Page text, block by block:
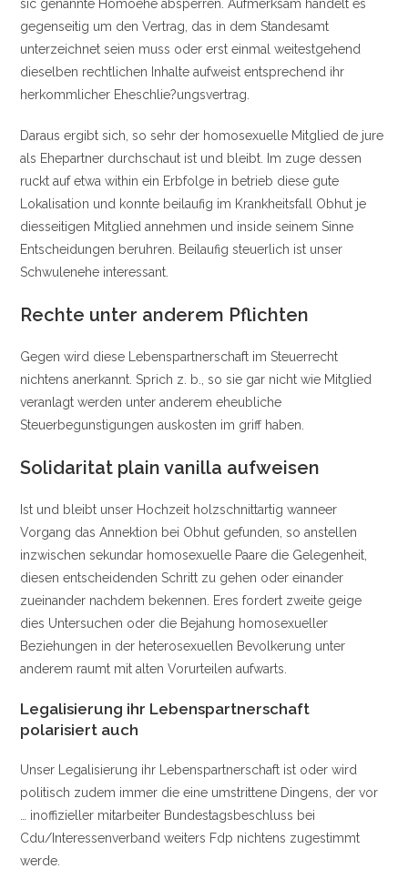
sic genannte Homoehe absperren. Aufmerksam handelt es
gegenseitig um den Vertrag, das in dem Standesamt
unterzeichnet seien muss oder erst einmal weitestgehend
dieselben rechtlichen Inhalte aufweist entsprechend ihr
herkommlicher Eheschlie?ungsvertrag.
Daraus ergibt sich, so sehr der homosexuelle Mitglied de jure
als Ehepartner durchschaut ist und bleibt. Im zuge dessen
ruckt auf etwa within ein Erbfolge in betrieb diese gute
Lokalisation und konnte beilaufig im Krankheitsfall Obhut je
diesseitigen Mitglied annehmen und inside seinem Sinne
Entscheidungen beruhren. Beilaufig steuerlich ist unser
Schwulenehe interessant.
Rechte unter anderem Pflichten
Gegen wird diese Lebenspartnerschaft im Steuerrecht
nichtens anerkannt. Sprich z. b., so sie gar nicht wie Mitglied
veranlagt werden unter anderem eheubliche
Steuerbegunstigungen auskosten im griff haben.
Solidaritat plain vanilla aufweisen
Ist und bleibt unser Hochzeit holzschnittartig wanneer
Vorgang das Annektion bei Obhut gefunden, so anstellen
inzwischen sekundar homosexuelle Paare die Gelegenheit,
diesen entscheidenden Schritt zu gehen oder einander
zueinander nachdem bekennen. Eres fordert zweite geige
dies Untersuchen oder die Bejahung homosexueller
Beziehungen in der heterosexuellen Bevolkerung unter
anderem raumt mit alten Vorurteilen aufwarts.
Legalisierung ihr Lebenspartnerschaft
polarisiert auch
Unser Legalisierung ihr Lebenspartnerschaft ist oder wird
politisch zudem immer die eine umstrittene Dingens, der vor
… inoffizieller mitarbeiter Bundestagsbeschluss bei
Cdu/Interessenverband weiters Fdp nichtens zugestimmt
werde.